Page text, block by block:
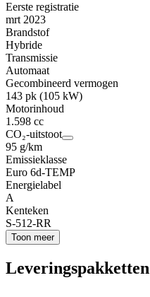
Eerste registratie
mrt 2023
Brandstof
Hybride
Transmissie
Automaat
Gecombineerd vermogen
143 pk (105 kW)
Motorinhoud
1.598 cc
CO₂-uitstoot
95 g/km
Emissieklasse
Euro 6d-TEMP
Energielabel
A
Kenteken
S-512-RR
Toon meer
Leveringspakketten